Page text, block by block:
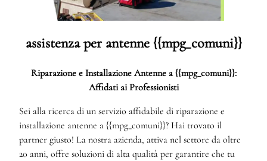
assistenza per antenne {{mpg_comuni}}
Riparazione e Installazione Antenne a {{mpg_comuni}}:
Affidati ai Professionisti
Sei alla ricerca di un servizio affidabile di riparazione e
installazione antenne a {{mpg_comuni}}? Hai trovato il
partner giusto! La nostra azienda, attiva nel settore da oltre
20 anni, offre soluzioni di alta qualità per garantire che tu